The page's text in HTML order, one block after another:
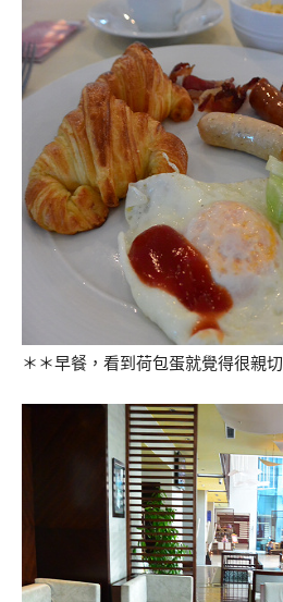
＊＊早餐，看到荷包蛋就覺得很親切